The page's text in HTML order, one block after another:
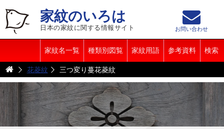
家紋のいろは
日本の家紋に関する情報サイト
家紋名一覧 種類別図覧 家紋用語 参考資料 検索
お問い合わせ
花菱紋 三つ変り蔓花菱紋